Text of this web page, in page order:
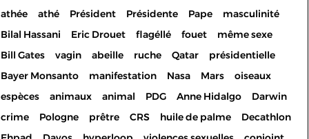
athée
athé Président Présidente Pape
masculinité
Bilal Hassani
Eric Drouet flagéllé fouet
même sexe
Bill Gates
vagin abeille ruche Qatar
présidentielle
Bayer Monsanto
manifestation Nasa Mars
oiseaux
espèces
animaux animal PDG Anne Hidalgo
Darwin
crime
Pologne prêtre CRS huile de palme
Decathlon